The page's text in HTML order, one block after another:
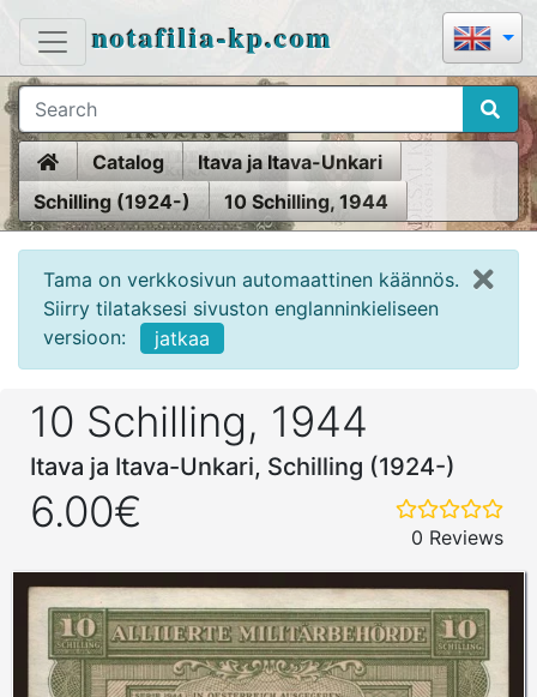
notafilia-kp.com
HomeCatalog
Itava ja Itava-Unkari
Schilling (1924-)
10 Schilling, 1944
Tama on verkkosivun automaattinen käännös.
Siirry tilataksesi sivuston englanninkieliseen
versioon:
jatkaa
10 Schilling, 1944
Itava ja Itava-Unkari, Schilling (1924-)
6.00€
0 Reviews